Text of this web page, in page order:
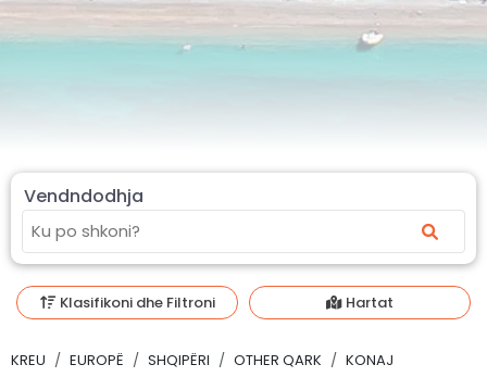
Vendndodhja
Klasifikoni dhe Filtroni Hartat
KREU EUROPË SHQIPËRI OTHER QARK KONAJ